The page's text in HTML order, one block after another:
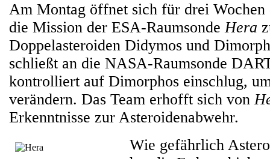
Am Montag öffnet sich für drei Wochen
die Mission der ESA-RaumsondeHera
Doppelasteroiden Didymos und
schließt an die NASA-Raumsonde
kontrolliert auf Dimorphos einschlug,
verändern. Das Team erhofft sich von
Erkenntnisse zur Asteroidenabwehr.
Wie gefährlich